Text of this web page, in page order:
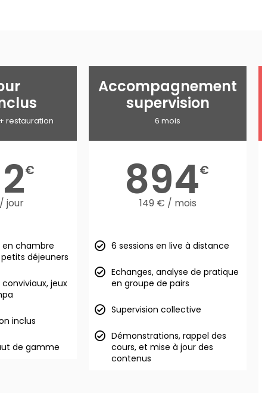
restauration
€
jour
chambre
déjeuners
jeux
inclus
de gamme
Accompagnement
supervision
6 mois
894€
149 € / mois
6 sessions en live à distance
Echanges, analyse de pratique
en groupe de pairs
Supervision collective
Démonstrations, rappel des
cours, et mise à jour des
contenus